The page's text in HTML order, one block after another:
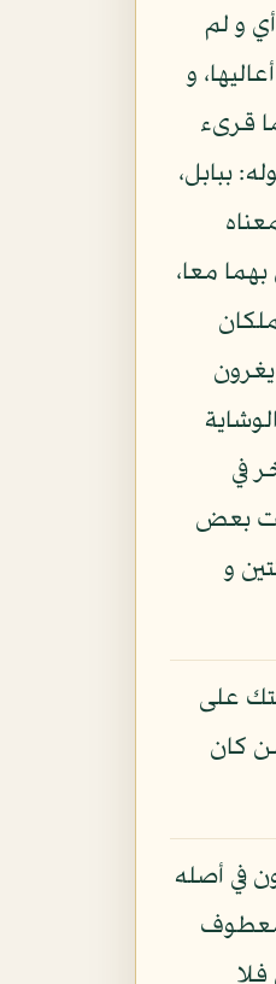
و لم
و
قرىء
ببابل،
معا،
في
بعض
و
على
كان
في أصله
معطوف